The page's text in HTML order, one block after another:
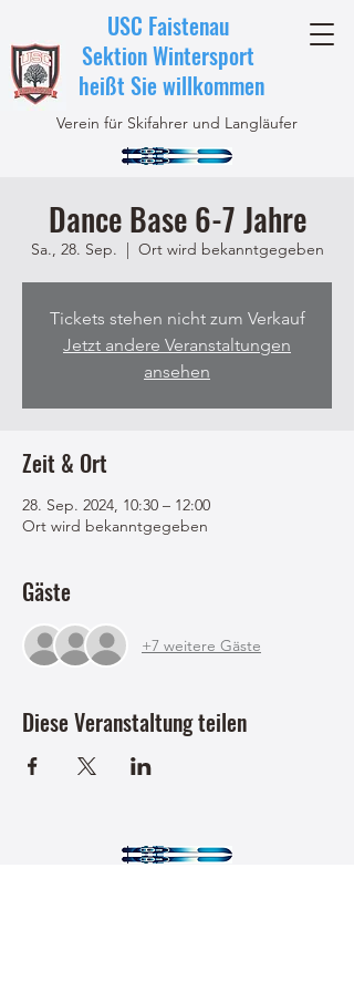
USC Faistenau
Sektion Wintersport
heißt Sie willkommen
Verein für Skifahrer und Langläufer
Dance Base 6-7 Jahre
Sa., 28. Sep.
  |
Ort wird bekanntgegeben
Tickets stehen nicht zum Verkauf
Jetzt andere Veranstaltungen
ansehen
Zeit & Ort
28. Sep. 2024, 10:30 – 12:00
Ort wird bekanntgegeben
Gäste
+7 weitere Gäste
Diese Veranstaltung teilen